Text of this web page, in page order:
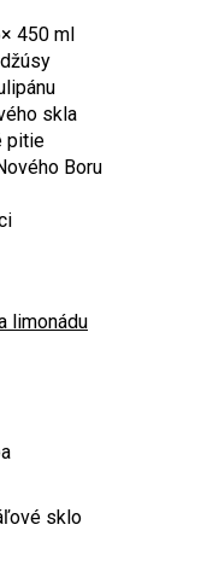
450 ml
skla
pitie
Boru
limonádu
sklo